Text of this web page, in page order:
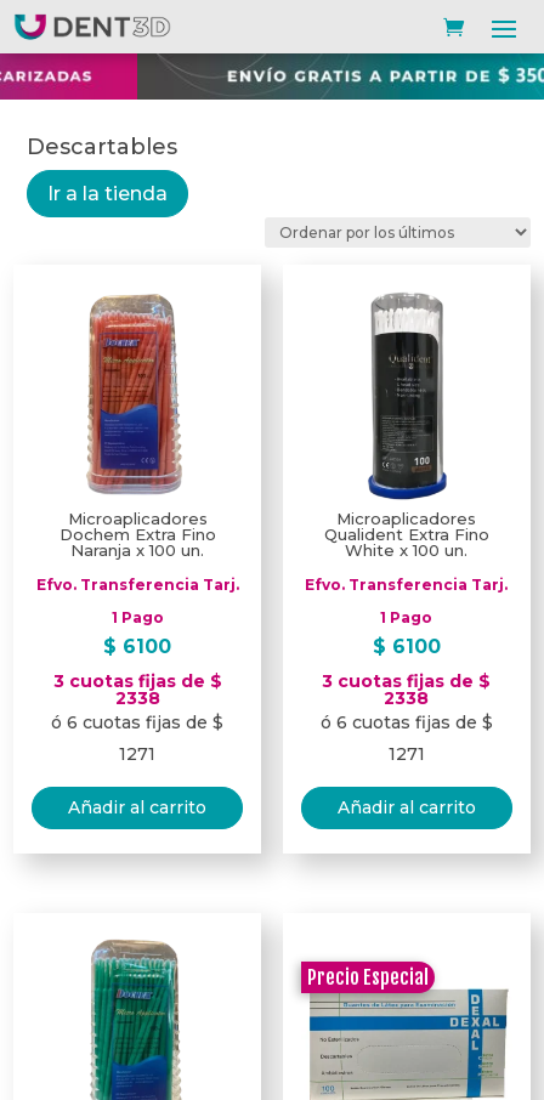
Descartables
Ir a la tienda
Microaplicadores
Dochem Extra Fino
Naranja x 100 un.
Efvo. Transferencia Tarj.
1 Pago
$ 6100
3 cuotas fijas de $
2338
ó 6 cuotas fijas de $
1271
Añadir al carrito
Microaplicadores
Qualident Extra Fino
White x 100 un.
Efvo. Transferencia Tarj.
1 Pago
$ 6100
3 cuotas fijas de $
2338
ó 6 cuotas fijas de $
1271
Añadir al carrito
Precio Especial